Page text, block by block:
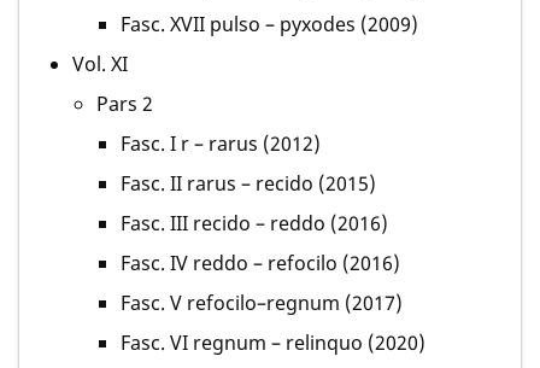
Fasc. XVII pulso – pyxodes (2009)
Vol. XI
Pars 2
Fasc. I r – rarus (2012)
Fasc. II rarus – recido (2015)
Fasc. III recido – reddo (2016)
Fasc. IV reddo – refocilo (2016)
Fasc. V refocilo–regnum (2017)
Fasc. VI regnum – relinquo (2020)